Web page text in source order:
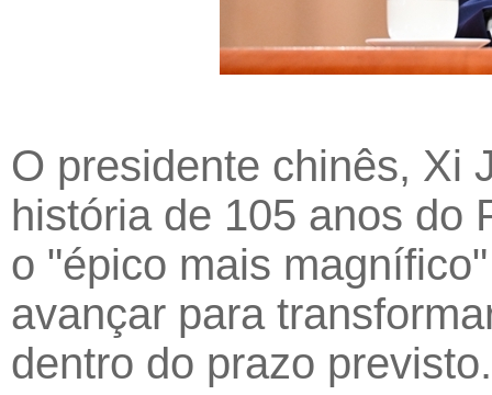
O presidente chinês, Xi
história de 105 anos do
o "épico mais
avançar para
dentro do prazo previsto.